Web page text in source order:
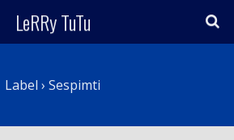
LeRRy TuTu
Label › Sespimti